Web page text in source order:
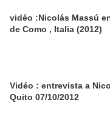
vidéo :Nicolás Massú
de Como , Italia (2012)
Vidéo : entrevista a
Quito 07/10/2012